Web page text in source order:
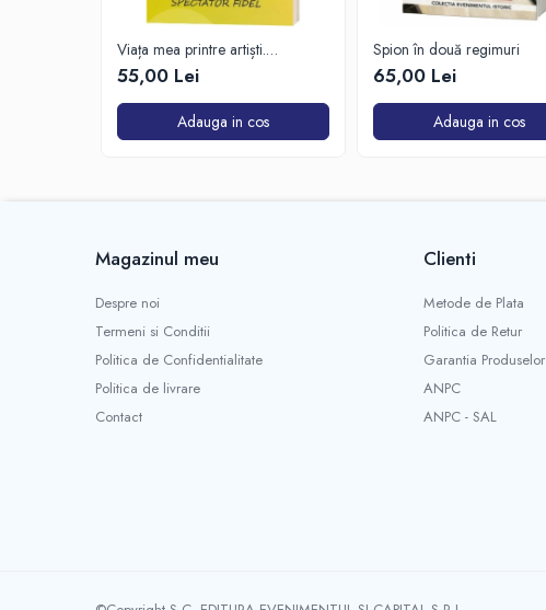
Viața mea printre artiști.
Confesiunile unui spectator fidel
55,00 Lei
Adauga in cos
Spion în două regimuri
65,00 Lei
Adauga in cos
Magazinul meu
Despre noi
Termeni si Conditii
Politica de Confidentialitate
Politica de livrare
Contact
Clienti
Metode de Plata
Politica de Retur
Garantia Produselor
ANPC
ANPC - SAL